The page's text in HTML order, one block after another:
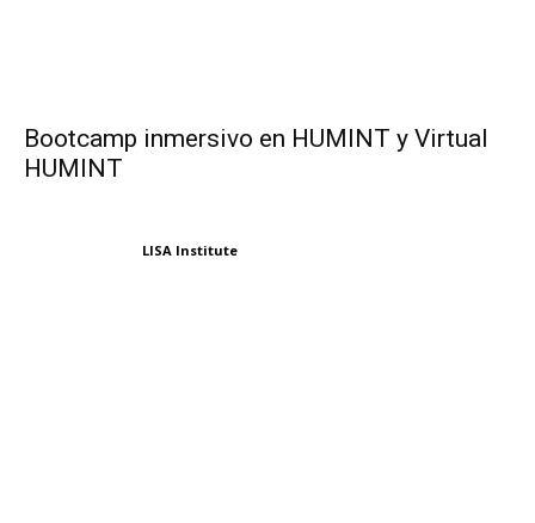
Bootcamp inmersivo en HUMINT y Virtual
HUMINT
LISA Institute